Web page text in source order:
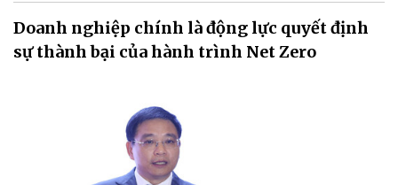
Doanh nghiệp chính là động lực quyết định
sự thành bại của hành trình Net Zero